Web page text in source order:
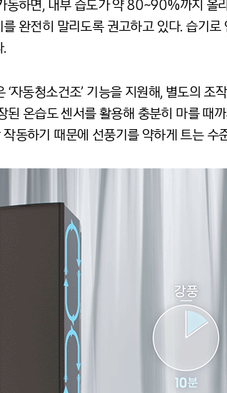
동하면, 내부 습도가 약 80~90%까지 올
완전히 말리도록 권고하고 있다. 습기
자동청소건조’ 기능을 지원해, 별도의
된 온습도 센서를 활용해 충분히 마를
동하기 때문에 선풍기를 약하게 트는 수